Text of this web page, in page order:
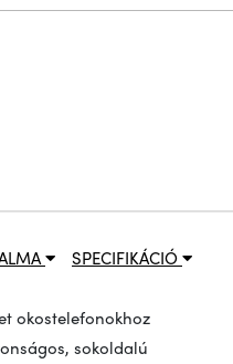
SPECIFIKÁCIÓ
okostelefonokhoz
sokoldalú